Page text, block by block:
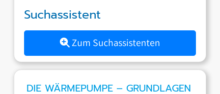
Suchassistent
Zum Suchassistenten
DIE WÄRMEPUMPE – GRUNDLAGEN